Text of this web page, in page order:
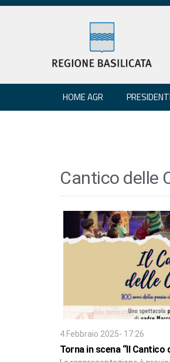
HOME AGR
Cantico delle
4 Febbraio 2025- 17:26
Torna in scena “Il Cantico